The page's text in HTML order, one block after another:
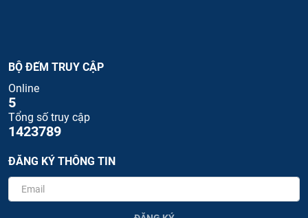
BỘ ĐẾM TRUY CẬP
Online
5
Tổng số truy cập
1423789
ĐĂNG KÝ THÔNG TIN